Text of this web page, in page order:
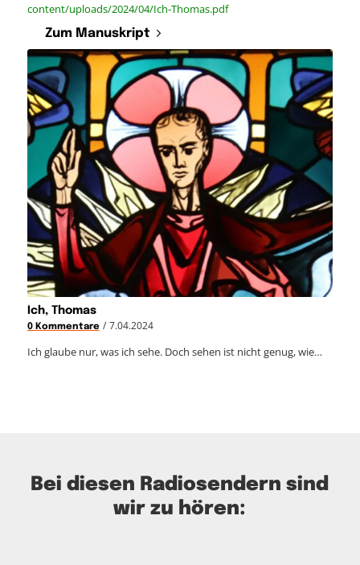
content/uploads/2024/04/Ich-Thomas.pdf
Zum Manuskript
Ich, Thomas
0 Kommentare / 7.04.2024
Ich glaube nur, was ich sehe. Doch sehen ist nicht genug, wie…
Bei diesen Radiosendern sind
wir zu hören: